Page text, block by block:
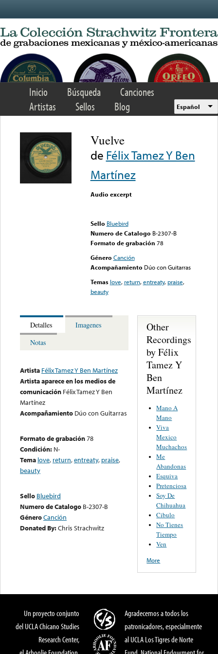
Inicio Búsqueda
Canciones
Artistas
Sellos Blog Español
Vuelve
de Félix Tamez Y Ben
Martínez
Audio excerpt
Sello Bluebird
Numero de Catalogo B-2307-B
Formato de grabación 78
Género Canción
Acompañamiento Dúo con Guitarras
Temas love, return,entreaty, praise,
beauty
Detalles
Imagenes
Notas
Artista Félix Tamez Y Ben Martínez
Artista aparece en los medios de
comunicación Félix Tamez Y Ben
Martínez
Acompañamiento Dúo con Guitarras
Formato de grabación78
Condición: N-
Tema love, return,entreaty, praise,
beauty
Sello Bluebird
Numero de Catalogo B-2307-B
GéneroCanción
Donated By:Chris Strachwitz
Other
Recordings
by Félix
Tamez Y
Ben
Martínez
Mano A
Mano
Viva
Mexico
Muchachos
Me
Abandonas
Esquiva
Pretenciosa
Soy De
Chihuahua
Cibulo
No Tienes
Tiempo
Ven
More
Un proyecto conjunto
del UCLA Chicano Studies
Research Center,
Agradecemos a todos los
patronicadores, especialmente
al UCLA Los Tigres de Norte